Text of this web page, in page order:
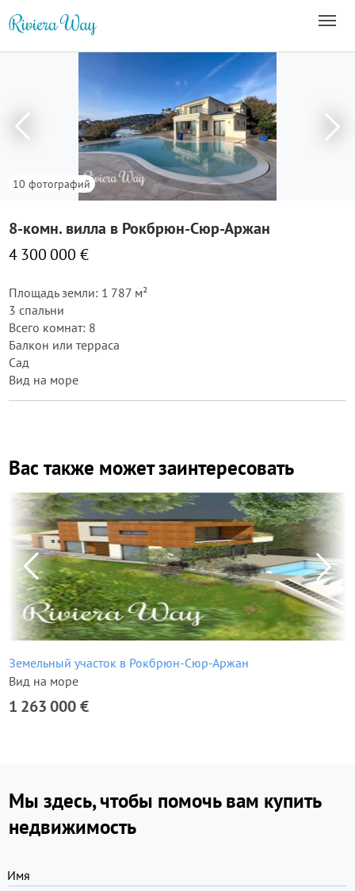
10 фотографий
8-комн. вилла в Рокбрюн-Сюр-Аржан
4 300 000 €
Площадь земли: 1 787 м²
3 спальни
Всего комнат: 8
Балкон или терраса
Сад
Вид на море
Вас также может заинтересовать
Земельный участок в Рокбрюн-Сюр-Аржан
Вид на море
1 263 000 €
Мы здесь, чтобы помочь вам купить
недвижимость
Имя